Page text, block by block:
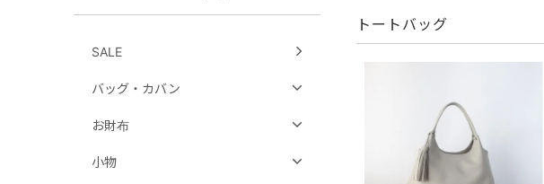
トートバッグ
SALE
バッグ・カバン
お財布
小物